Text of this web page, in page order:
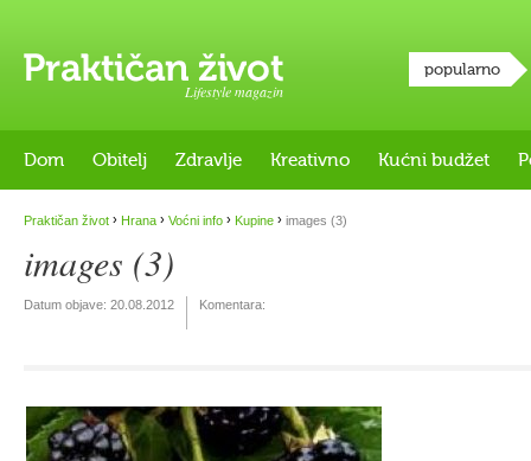
Lifestyle magazin
popularno
Dom Obitelj Zdravlje Kreativno Kućni budžet
Praktičan život › Hrana › Voćni info › Kupine › images (3)
images (3)
Datum objave: 20.08.2012 Komentara: